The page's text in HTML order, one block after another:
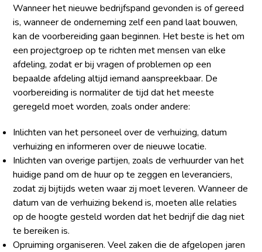
Wanneer het nieuwe bedrijfspand gevonden is of gereed
is, wanneer de onderneming zelf een pand laat bouwen,
kan de voorbereiding gaan beginnen. Het beste is het om
een projectgroep op te richten met mensen van elke
afdeling, zodat er bij vragen of problemen op een
bepaalde afdeling altijd iemand aanspreekbaar. De
voorbereiding is normaliter de tijd dat het meeste
geregeld moet worden, zoals onder andere:
Inlichten van het personeel over de verhuizing, datum
verhuizing en informeren over de nieuwe locatie.
Inlichten van overige partijen, zoals de verhuurder van het
huidige pand om de huur op te zeggen en leveranciers,
zodat zij bijtijds weten waar zij moet leveren. Wanneer de
datum van de verhuizing bekend is, moeten alle relaties
op de hoogte gesteld worden dat het bedrijf die dag niet
te bereiken is.
Opruiming organiseren. Veel zaken die de afgelopen jaren